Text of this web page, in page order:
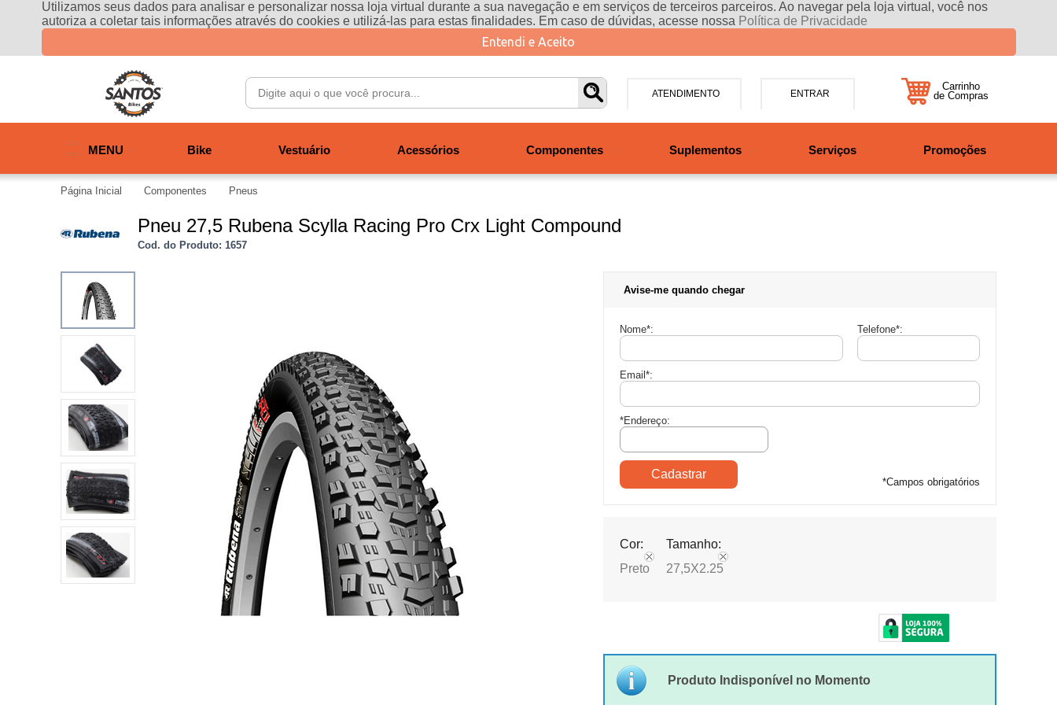
Utilizamos seus dados para analisar e personalizar nossa loja virtual durante a sua navegação e em serviços de terceiros parceiros. Ao navegar pela loja virtual, você nos
autoriza a coletar tais informações através do cookies e utilizá-las para estas finalidades. Em caso de dúvidas, acesse nossa Política de Privacidade
Entendi e Aceito
ATENDIMENTO
47997708525
ENTRAR
Carrinho
de Compras
MENU Bike Vestuário Acessórios Componentes Suplementos Serviços Promoções
Página Inicial Componentes Pneus
Pneu 27,5 Rubena Scylla Racing Pro Crx Light Compound
Cod. do Produto: 1657
Avise-me quando chegar
Nome*: Telefone*:
Email*:
*Endereço:
*Campos obrigatórios
Cor:
Preto
Tamanho:
27,5X2.25
Produto Indisponível no Momento